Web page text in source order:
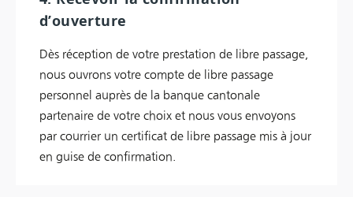
d’ouverture
Dès réception de votre prestation de libre passage,
nous ouvrons votre compte de libre passage
personnel auprès de la banque cantonale
partenaire de votre choix et nous vous envoyons
par courrier un certificat de libre passage mis à jour
en guise de confirmation.